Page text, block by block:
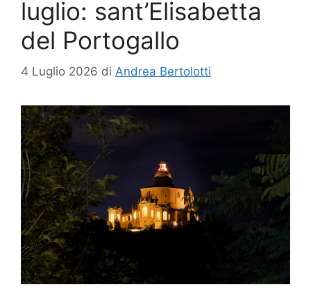
luglio: sant’Elisabetta
del Portogallo
4 Luglio 2026 di Andrea Bertolotti